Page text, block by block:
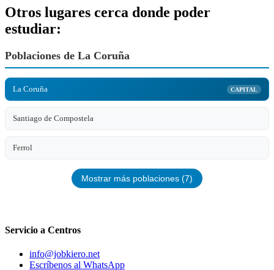
Otros lugares cerca donde poder
estudiar:
Poblaciones de La Coruña
La Coruña CAPITAL
Santiago de Compostela
Ferrol
Mostrar más poblaciones (7)
Servicio a Centros
info@jobkiero.net
Escríbenos al WhatsApp